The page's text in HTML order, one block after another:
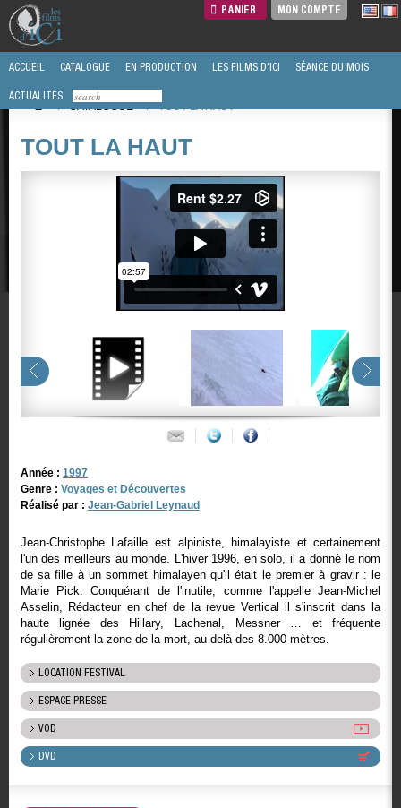
PANIER MON COMPTE
ACCUEIL CATALOGUE EN PRODUCTION LES FILMS D'ICI SÉANCE DU MOIS
ACTUALITÉS
/
CATALOGUE / TOUT LA HAUT
TOUT LA HAUT
Année : 1997
Genre : Voyages et Découvertes
Réalisé par : Jean-Gabriel Leynaud
Jean-Christophe Lafaille est alpiniste, himalayiste et certainement
l'un des meilleurs au monde. L'hiver 1996, en solo, il a donné le nom
de sa fille à un sommet himalayen qu'il était le premier à gravir : le
Marie Pick. Conquérant de l'inutile, comme l'appelle Jean-Michel
Asselin, Rédacteur en chef de la revue Vertical il s'inscrit dans la
haute lignée des Hillary, Lachenal, Messner … et fréquente
régulièrement la zone de la mort, au-delà des 8.000 mètres.
LOCATION FESTIVAL
ESPACE PRESSE
VOD
DVD